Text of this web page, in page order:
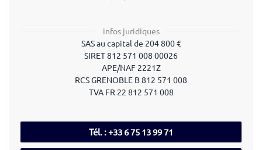
infos juridiques
SAS au capital de 204 800 €
SIRET 812 571 008 00026
APE/NAF 2221Z
RCS GRENOBLE B 812 571 008
TVA FR 22 812 571 008
Tél. : +33 6 75 13 99 71